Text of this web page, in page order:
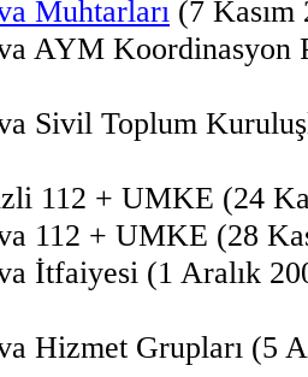
Muhtarları (7 Kasım
AYM Koordinasyon
Sivil Toplum
112 + UMKE (24
112 + UMKE (28
İtfaiyesi (1 Aralık
Hizmet Grupları (5